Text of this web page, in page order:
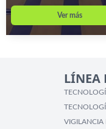
Ver más
LÍNEA
VIGILANCIA